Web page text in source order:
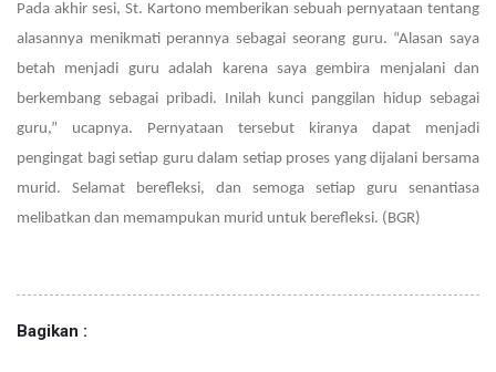
Pada akhir sesi, St. Kartono memberikan sebuah pernyataan tentang
alasannya menikmati perannya sebagai seorang guru. “Alasan saya
betah menjadi guru adalah karena saya gembira menjalani dan
berkembang sebagai pribadi. Inilah kunci panggilan hidup sebagai
guru,” ucapnya. Pernyataan tersebut kiranya dapat menjadi
pengingat bagi setiap guru dalam setiap proses yang dijalani bersama
murid. Selamat berefleksi, dan semoga setiap guru senantiasa
melibatkan dan memampukan murid untuk berefleksi. (BGR)
Bagikan :